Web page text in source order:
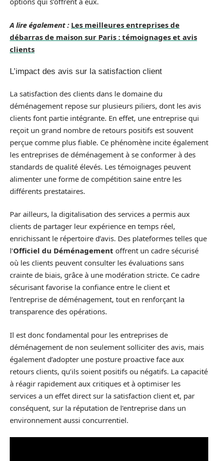
A lire également : Les meilleures entreprises de
débarras de maison sur Paris : témoignages et avis
clients
L’impact des avis sur la satisfaction client
La satisfaction des clients dans le domaine du
déménagement repose sur plusieurs piliers, dont les avis
clients font partie intégrante. En effet, une entreprise qui
reçoit un grand nombre de retours positifs est souvent
perçue comme plus fiable. Ce phénomène incite également
les entreprises de déménagement à se conformer à des
standards de qualité élevés. Les témoignages peuvent
alimenter une forme de compétition saine entre les
différents prestataires.
Par ailleurs, la digitalisation des services a permis aux
clients de partager leur expérience en temps réel,
enrichissant le répertoire d’avis. Des plateformes telles que
l’Officiel du Déménagement offrent un cadre sécurisé
où les clients peuvent consulter les évaluations sans
crainte de biais, grâce à une modération stricte. Ce cadre
sécurisant favorise la confiance entre le client et
l’entreprise de déménagement, tout en renforçant la
transparence des opérations.
Il est donc fondamental pour les entreprises de
déménagement de non seulement solliciter des avis, mais
également d’adopter une posture proactive face aux
retours clients, qu’ils soient positifs ou négatifs. La capacité
à réagir rapidement aux critiques et à optimiser les
services a un effet direct sur la satisfaction client et, par
conséquent, sur la réputation de l’entreprise dans un
environnement aussi concurrentiel.